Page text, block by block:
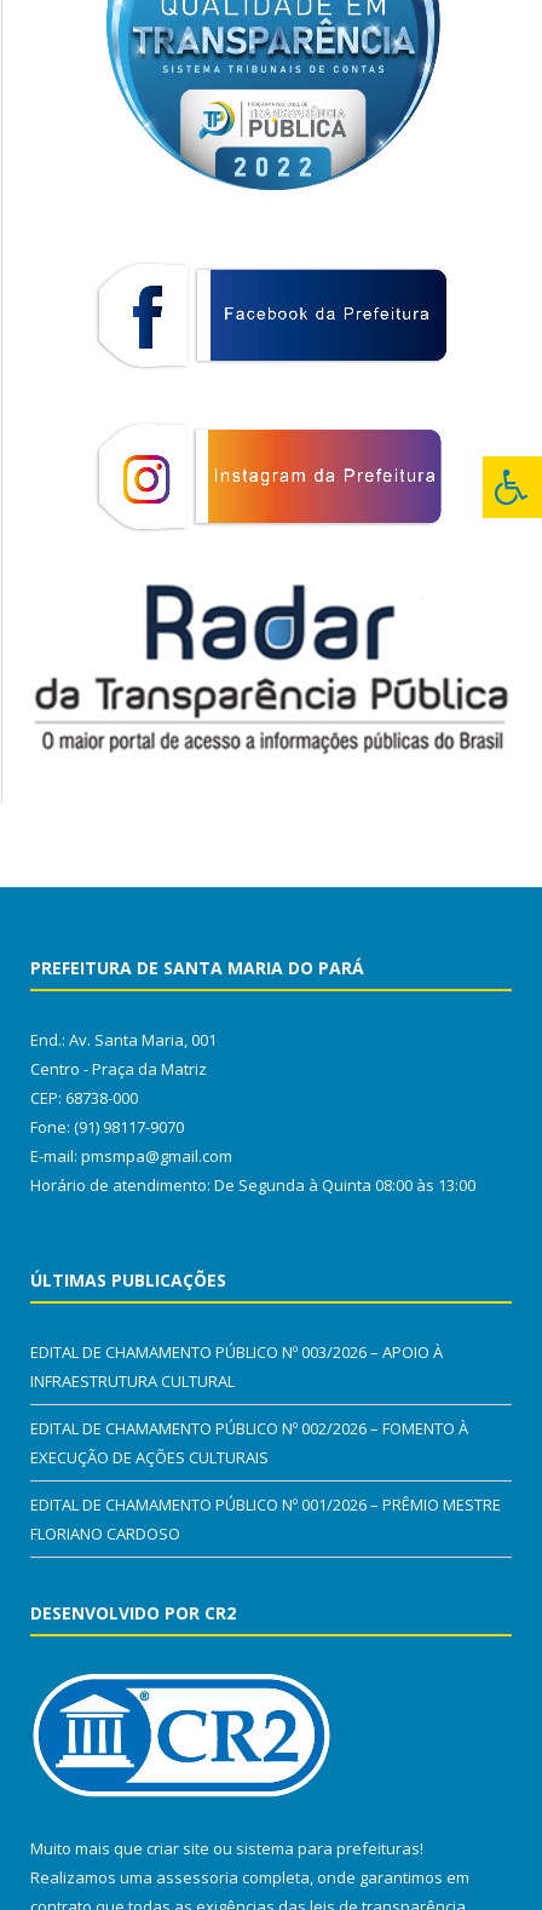
PREFEITURA DE SANTA MARIA DO PARÁ
End.: Av. Santa Maria, 001
Centro - Praça da Matriz
CEP: 68738-000
Fone: (91) 98117-9070
E-mail: pmsmpa@gmail.com
Horário de atendimento: De Segunda à Quinta 08:00 às 13:00
ÚLTIMAS PUBLICAÇÕES
EDITAL DE CHAMAMENTO PÚBLICO Nº 003/2026 – APOIO À
INFRAESTRUTURA CULTURAL
EDITAL DE CHAMAMENTO PÚBLICO Nº 002/2026 – FOMENTO À
EXECUÇÃO DE AÇÕES CULTURAIS
EDITAL DE CHAMAMENTO PÚBLICO Nº 001/2026 – PRÊMIO MESTRE
FLORIANO CARDOSO
DESENVOLVIDO POR CR2
Muito mais que criar site ou sistema para prefeituras!
Realizamos uma assessoria completa, onde garantimos em